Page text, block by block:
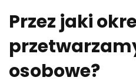
Przez jaki
osobowe?